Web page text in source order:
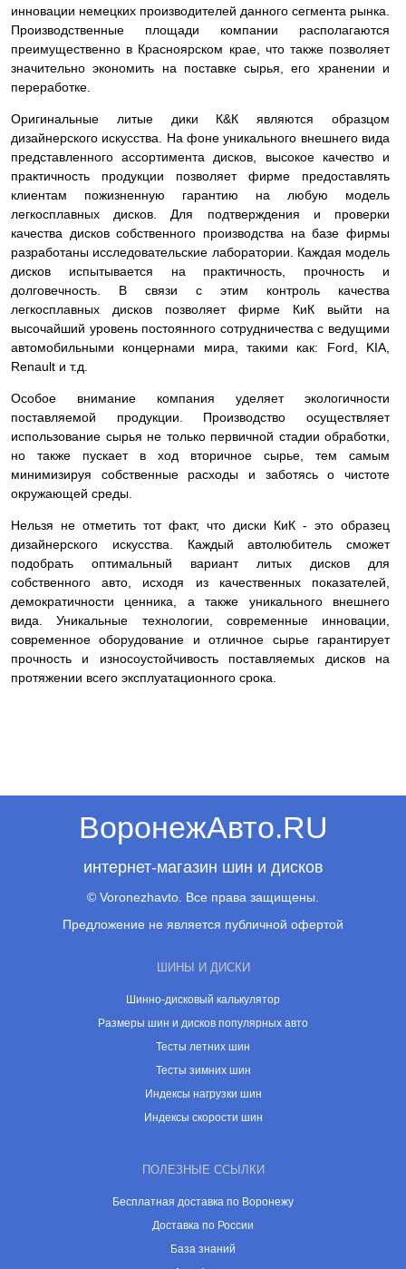
инновации немецких производителей данного сегмента рынка.
Производственные площади компании располагаются
преимущественно в Красноярском крае, что также позволяет
значительно экономить на поставке сырья, его хранении и
переработке.
Оригинальные литые дики К&К являются образцом
дизайнерского искусства. На фоне уникального внешнего вида
представленного ассортимента дисков, высокое качество и
практичность продукции позволяет фирме предоставлять
клиентам пожизненную гарантию на любую модель
легкосплавных дисков. Для подтверждения и проверки
качества дисков собственного производства на базе фирмы
разработаны исследовательские лаборатории. Каждая модель
дисков испытывается на практичность, прочность и
долговечность. В связи с этим контроль качества
легкосплавных дисков позволяет фирме КиК выйти на
высочайший уровень постоянного сотрудничества с ведущими
автомобильными концернами мира, такими как: Ford, KIA,
Renault и т.д.
Особое внимание компания уделяет экологичности
поставляемой продукции. Производство осуществляет
использование сырья не только первичной стадии обработки,
но также пускает в ход вторичное сырье, тем самым
минимизируя собственные расходы и заботясь о чистоте
окружающей среды.
Нельзя не отметить тот факт, что диски КиК - это образец
дизайнерского искусства. Каждый автолюбитель сможет
подобрать оптимальный вариант литых дисков для
собственного авто, исходя из качественных показателей,
демократичности ценника, а также уникального внешнего
вида. Уникальные технологии, современные инновации,
современное оборудование и отличное сырье гарантирует
прочность и износоустойчивость поставляемых дисков на
протяжении всего эксплуатационного срока.
ВоронежАвто.RU
интернет-магазин шин и дисков
© Voronezhavto. Все права защищены.
Предложение не является публичной офертой
ШИНЫ И ДИСКИ
Шинно-дисковый калькулятор
Размеры шин и дисков популярных авто
Тесты летних шин
Тесты зимних шин
Индексы нагрузки шин
Индексы скорости шин
ПОЛЕЗНЫЕ ССЫЛКИ
Бесплатная доставка по Воронежу
Доставка по России
База знаний